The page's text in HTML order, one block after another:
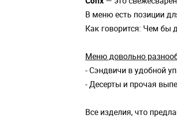
В меню есть позиции
Как говорится: Чем бы
Меню довольно
- Сэндвичи в удобной
- Десерты и прочая
Все изделия, что